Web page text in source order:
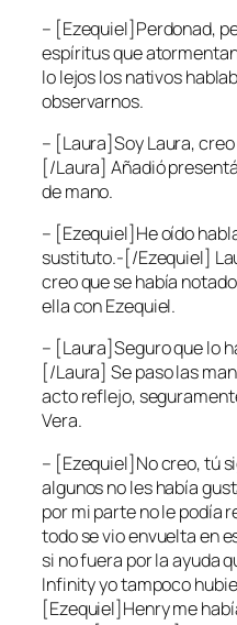
– [Ezequiel]Perdonad,
espíritus que
lo lejos los nativos
observarnos.
– [Laura]Soy Laura,
[/Laura] Añadió
de mano.
– [Ezequiel]He oído
sustituto.-[/Ezequiel]
creo que se había
ella con Ezequiel.
– [Laura]Seguro que lo
[/Laura] Se paso las
acto reflejo,
Vera.
– [Ezequiel]No creo, tú
algunos no les había
por mi parte no le podía
todo se vio envuelta en
si no fuera por la ayuda
Infinity yo tampoco
[Ezequiel]Henry me